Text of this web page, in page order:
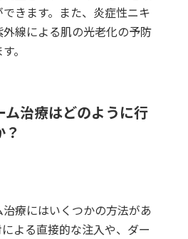
きます。また、炎症性ニキ
外線による肌の光老化の予防
。
ム治療はどのように行
療にはいくつかの方法があ
よる直接的な注入や、ダー